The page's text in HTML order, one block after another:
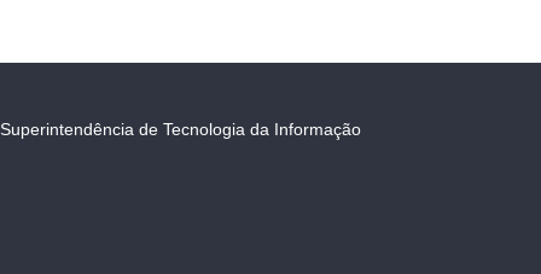
Superintendência de Tecnologia da Informação